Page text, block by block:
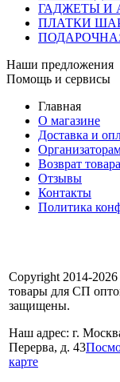
ГАДЖЕТЫ И
ПЛАТКИ
Наши предложения
Помощь и сервисы
Главная
О магазине
Доставка и
Возврат товара
Отзывы
Контакты
Политика
Copyright 2014-
товары для СП
защищены.
Наш адрес: г.
Перерва, д. 43
карте